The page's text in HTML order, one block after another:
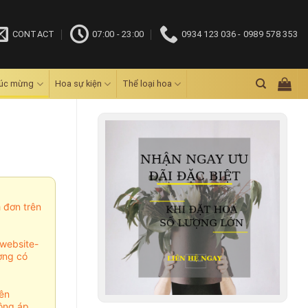
CONTACT 07:00 - 23:00 0934 123 036 - 0989 578 353
mừng Hoa sự kiện Thể loại hoa
đơn trên
có